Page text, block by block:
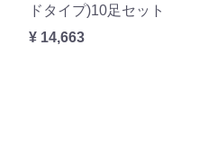
ドタイプ)10足セット
¥ 14,663